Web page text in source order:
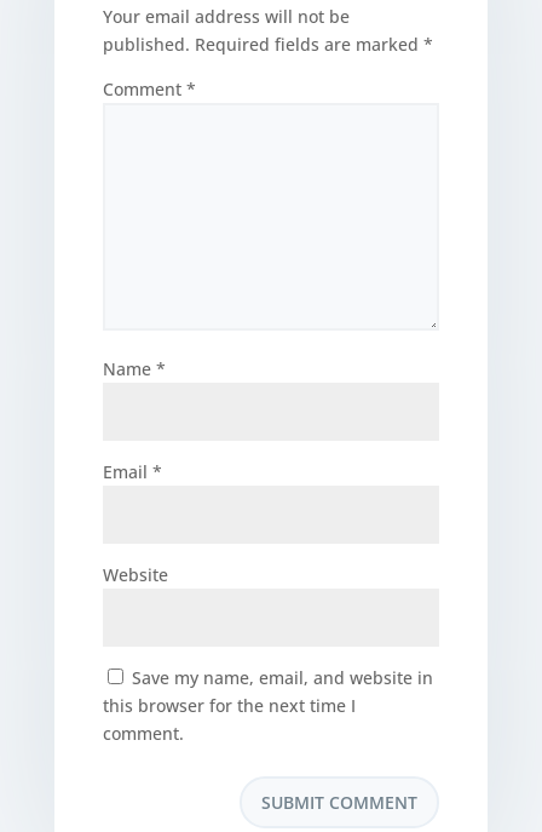
Your email address will not be
published. Required fields are marked *
Comment *
Name *
Email *
Website
Save my name, email, and website in
this browser for the next time I
comment.